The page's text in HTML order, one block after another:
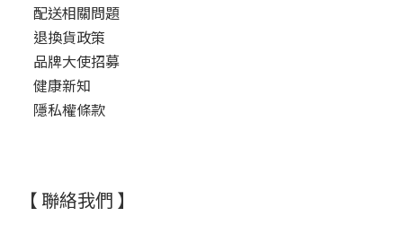
配送相關問題
退換貨政策
品牌大使招募
健康新知
隱私權條款
【 聯絡我們 】